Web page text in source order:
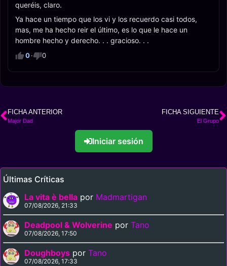
queréis, claro.
Ya hace un tiempo que los vi y los recuerdo casi todos,
mas, me ha hecho reir el último, es lo que le hace un
hombre hecho y derecho. . . gracioso. . .
0· 0
FICHA ANTERIOR
Major Dad
FICHA SIGUIENTE
El Grupo
Iniciar sesión
Últimas Críticas
La vita è bella por Madmartigan
07/08/2026, 21:33
Deadpool & Wolverine por Tano
07/08/2026, 17:50
Doughboys por Tano
07/08/2026, 17:33